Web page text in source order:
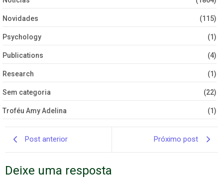
Novidades (115)
Psychology (1)
Publications (4)
Research (1)
Sem categoria (22)
Troféu Amy Adelina (1)
Post anterior Próximo post
Deixe uma resposta